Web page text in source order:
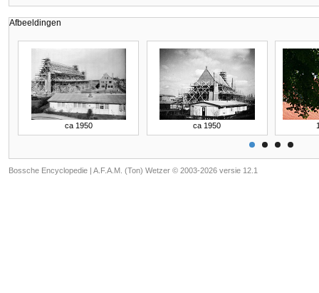
Afbeeldingen
ca 1950 ca 1950
Bossche Encyclopedie | A.F.A.M. (Ton) Wetzer © 2003-2026 versie 12.1